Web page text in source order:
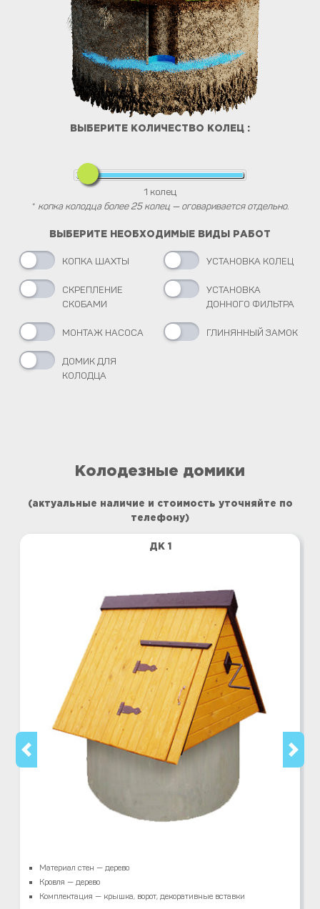
ВЫБЕРИТЕ КОЛИЧЕСТВО КОЛЕЦ :
1 колец
* копка колодца более 25 колец — оговаривается отдельно.
ВЫБЕРИТЕ НЕОБХОДИМЫЕ ВИДЫ РАБОТ
КОПКА ШАХТЫ УСТАНОВКА КОЛЕЦ
СКРЕПЛЕНИЕ
СКОБАМИ
УСТАНОВКА
ДОННОГО ФИЛЬТРА
МОНТАЖ НАСОСА ГЛИНЯННЫЙ ЗАМОК
ДОМИК ДЛЯ
КОЛОДЦА
Колодезные домики
(актуальные наличие и стоимость уточняйте по
телефону)
ДК 1
Материал стен — дерево
Кровля — дерево
Комплектация — крышка, ворот, декоративные вставки